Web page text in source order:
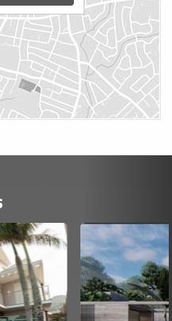
ALTO PADRÃO